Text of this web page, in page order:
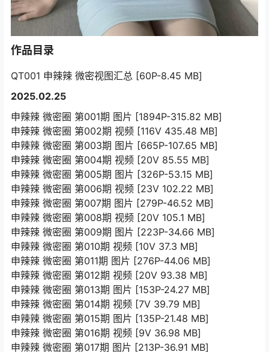
作品目录
QT001 申辣辣 微密视图汇总 [60P-8.45 MB]
2025.02.25
申辣辣 微密圈 第001期 图片 [1894P-315.82 MB]
申辣辣 微密圈 第002期 视频 [116V 435.48 MB]
申辣辣 微密圈 第003期 图片 [665P-107.65 MB]
申辣辣 微密圈 第004期 视频 [20V 85.55 MB]
申辣辣 微密圈 第005期 图片 [326P-53.15 MB]
申辣辣 微密圈 第006期 视频 [23V 102.22 MB]
申辣辣 微密圈 第007期 图片 [279P-46.52 MB]
申辣辣 微密圈 第008期 视频 [20V 105.1 MB]
申辣辣 微密圈 第009期 图片 [223P-34.66 MB]
申辣辣 微密圈 第010期 视频 [10V 37.3 MB]
申辣辣 微密圈 第011期 图片 [276P-44.06 MB]
申辣辣 微密圈 第012期 视频 [20V 93.38 MB]
申辣辣 微密圈 第013期 图片 [153P-24.27 MB]
申辣辣 微密圈 第014期 视频 [7V 39.79 MB]
申辣辣 微密圈 第015期 图片 [135P-21.48 MB]
申辣辣 微密圈 第016期 视频 [9V 36.98 MB]
申辣辣 微密圈 第017期 图片 [213P-36.91 MB]